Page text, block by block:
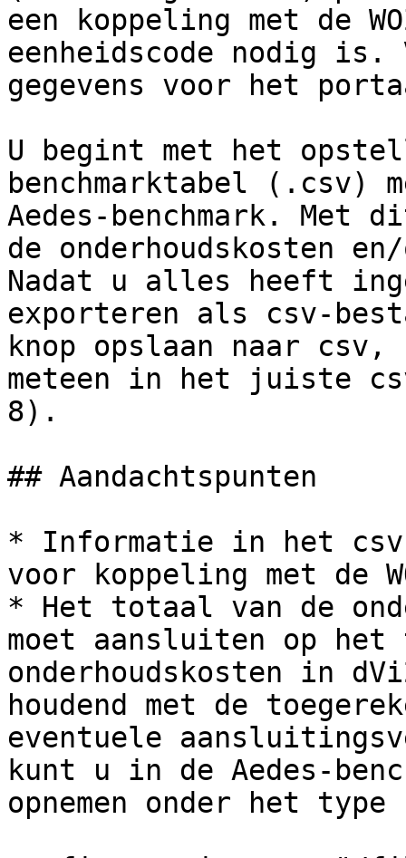
een koppeling met de
eenheidscode nodig
gegevens voor het
U begint met het
benchmarktabel (.csv)
Aedes-benchmark.
de onderhoudskosten
Nadat u alles heeft
exporteren als csv-
knop opslaan naar csv,
meteen in het juiste
8).
## Aandachtspunten
* Informatie in het
voor koppeling met de
* Het totaal van de
moet aansluiten op
onderhoudskosten in
houdend met de
eventuele
kunt u in de Aedes-
opnemen onder het